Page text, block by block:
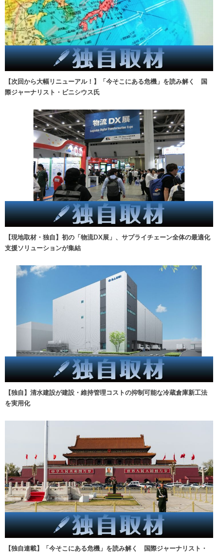
【次回から大幅リニューアル！】「今そこにある危機」を読み解く 国
際ジャーナリスト・ビニシウス氏
【現地取材・独自】初の「物流DX展」、サプライチェーン全体の最適化
支援ソリューションが集結
【独自】清水建設が建設・維持管理コストの抑制可能な冷蔵倉庫新工法
を実用化
【独自連載】「今そこにある危機」を読み解く 国際ジャーナリスト・